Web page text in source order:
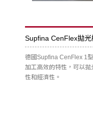
Supfina CenFlex拋光
德國Supfina CenFlex 1
加工高效的特性，可以
性和經濟性。